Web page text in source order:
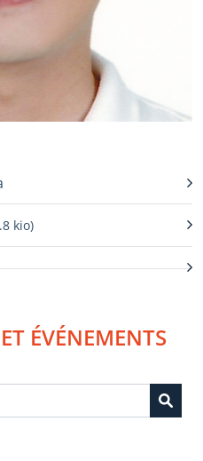
kio)
ÉVÉNEMENTS